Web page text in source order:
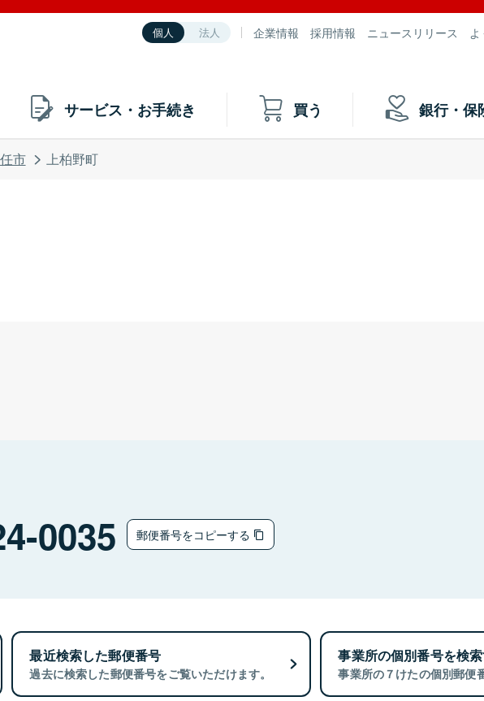
個人 法人 企業情報 採用情報 ニュースリリース
サービス・お手続き 買う 銀行・保
市 上柏野町
0035 郵便番号をコピーする
最近検索した郵便番号
過去に検索した郵便番号をご覧いただけます。
事業所の個別番号を検
事業所の７けたの個別郵便